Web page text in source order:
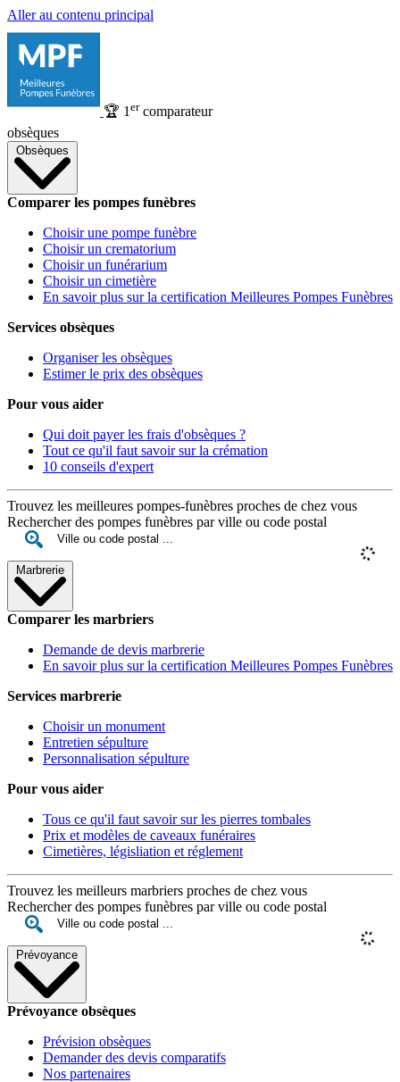
Aller au contenu principal
🏆 1 ercomparateur
obsèques
Obsèques
Comparer les pompes funèbres
Choisir une pompe funèbre
Choisir un crematorium
Choisir un funérarium
Choisir un cimetière
En savoir plus sur la certification Meilleures Pompes Funèbres
Services obsèques
Organiser les obsèques
Estimer le prix des obsèques
Pour vous aider
Qui doit payer les frais d'obsèques ?
Tout ce qu'il faut savoir sur la crémation
10 conseils d'expert
Trouvez les meilleures pompes-funèbres proches de chez vous
Rechercher des pompes funèbres par ville ou code postal
Marbrerie
Comparer les marbriers
Demande de devis marbrerie
En savoir plus sur la certification Meilleures Pompes Funèbres
Services marbrerie
Choisir un monument
Entretien sépulture
Personnalisation sépulture
Pour vous aider
Tous ce qu'il faut savoir sur les pierres tombales
Prix et modèles de caveaux funéraires
Cimetières, législiation et réglement
Trouvez les meilleurs marbriers proches de chez vous
Rechercher des pompes funèbres par ville ou code postal
Prévoyance
Prévoyance obsèques
Prévision obsèques
Demander des devis comparatifs
Nos partenaires